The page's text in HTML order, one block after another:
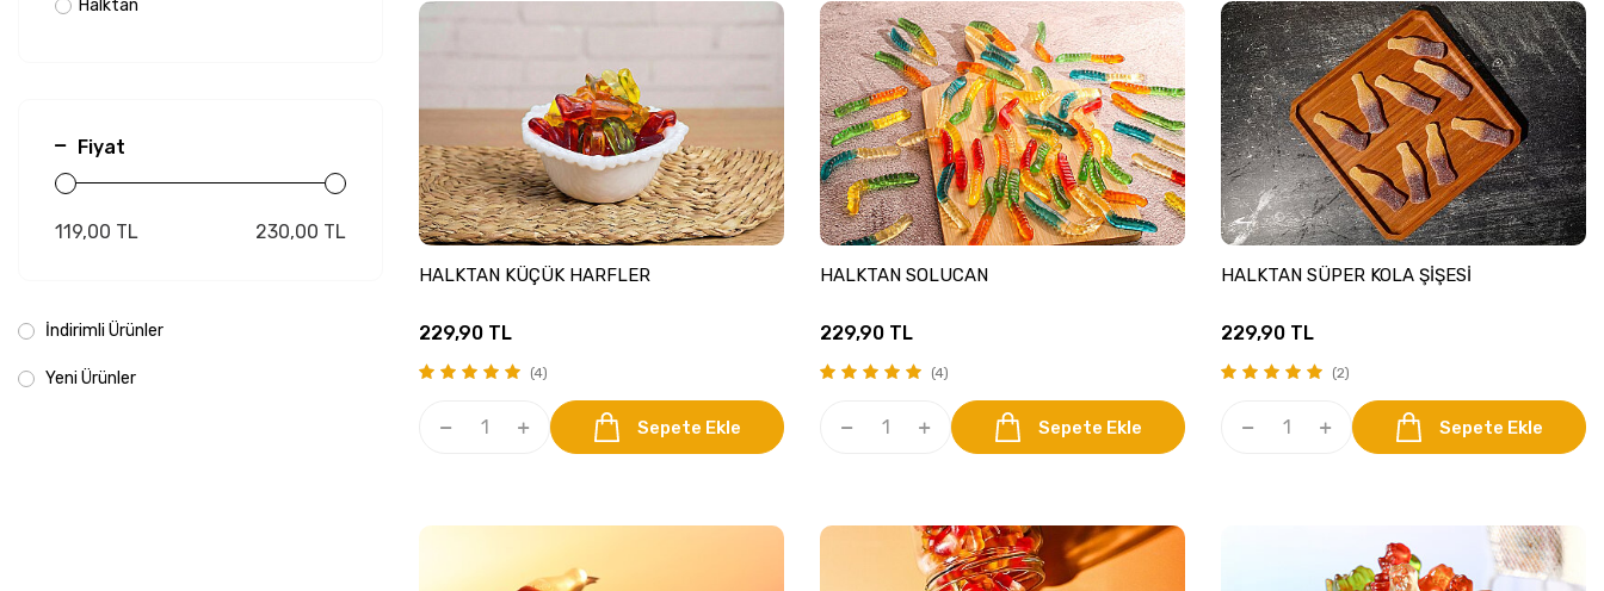
Halktan
Fiyat
119,00 TL 230,00 TL
İndirimli Ürünler
Yeni Ürünler
HALKTAN KÜÇÜK HARFLER
229,90 TL
(4)
Sepete Ekle
HALKTAN SOLUCAN
229,90 TL
(4)
Sepete Ekle
HALKTAN SÜPER KOLA ŞİŞESİ
229,90 TL
(2)
Sepete Ekle